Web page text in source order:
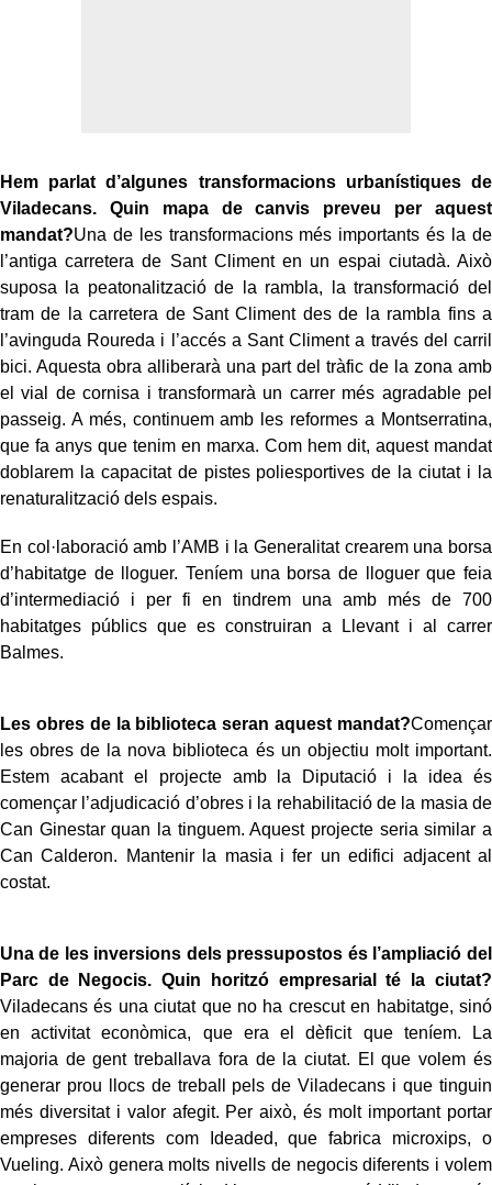
Hem parlat d’algunes transformacions urbanístiques de
Viladecans. Quin mapa de canvis preveu per aquest
mandat?Una de les transformacions més importants és la de
l’antiga carretera de Sant Climent en un espai ciutadà. Això
suposa la peatonalització de la rambla, la transformació del
tram de la carretera de Sant Climent des de la rambla fins a
l’avinguda Roureda i l’accés a Sant Climent a través del carril
bici. Aquesta obra alliberarà una part del tràfic de la zona amb
el vial de cornisa i transformarà un carrer més agradable pel
passeig. A més, continuem amb les reformes a Montserratina,
que fa anys que tenim en marxa. Com hem dit, aquest mandat
doblarem la capacitat de pistes poliesportives de la ciutat i la
renaturalització dels espais.
En col·laboració amb l’AMB i la Generalitat crearem una borsa
d’habitatge de lloguer. Teníem una borsa de lloguer que feia
d’intermediació i per fi en tindrem una amb més de 700
habitatges públics que es construiran a Llevant i al carrer
Balmes.
Les obres de la biblioteca seran aquest mandat?Començar
les obres de la nova biblioteca és un objectiu molt important.
Estem acabant el projecte amb la Diputació i la idea és
començar l’adjudicació d’obres i la rehabilitació de la masia de
Can Ginestar quan la tinguem. Aquest projecte seria similar a
Can Calderon. Mantenir la masia i fer un edifici adjacent al
costat.
Una de les inversions dels pressupostos és l’ampliació del
Parc de Negocis. Quin horitzó empresarial té la ciutat?
Viladecans és una ciutat que no ha crescut en habitatge, sinó
en activitat econòmica, que era el dèficit que teníem. La
majoria de gent treballava fora de la ciutat. El que volem és
generar prou llocs de treball pels de Viladecans i que tinguin
més diversitat i valor afegit. Per això, és molt important portar
empreses diferents com Ideaded, que fabrica microxips, o
Vueling. Això genera molts nivells de negocis diferents i volem